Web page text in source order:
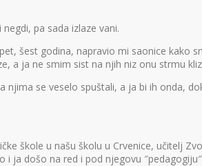
pa sada izlaze vani.
šest godina, napravio mi saonice kako
a ja ne smim sist na njih niz onu strmu
se veselo spuštali, a ja bi ih onda,
škole u našu školu u Crvenice, učitelj
ja došo na red i pod njegovu